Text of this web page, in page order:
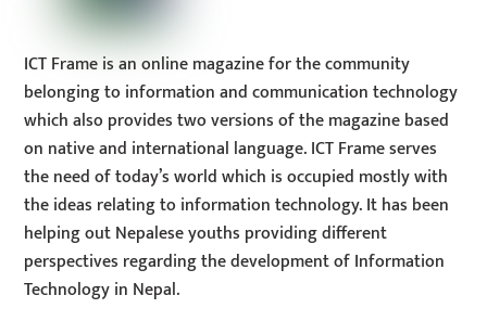
ICT Frame is an online magazine for the community
belonging to information and communication technology
which also provides two versions of the magazine based
on native and international language. ICT Frame serves
the need of today’s world which is occupied mostly with
the ideas relating to information technology. It has been
helping out Nepalese youths providing different
perspectives regarding the development of Information
Technology in Nepal.